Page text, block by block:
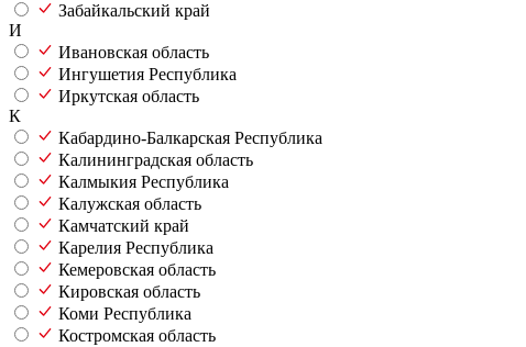
Забайкальский край
И
Ивановская область
Ингушетия Республика
Иркутская область
К
Кабардино-Балкарская Республика
Калининградская область
Калмыкия Республика
Калужская область
Камчатский край
Карелия Республика
Кемеровская область
Кировская область
Коми Республика
Костромская область